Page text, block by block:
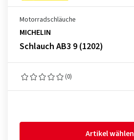
Motorradschläuche
MICHELIN
Schlauch AB3 9 (1202)
(0)
Artikel wählen